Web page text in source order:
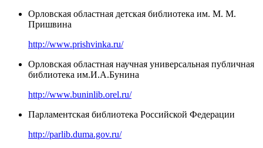
Орловская областная детская библиотека им. М. М.
Пришвина
http://www.prishvinka.ru/
Орловская областная научная универсальная публичная
библиотека им.И.А.Бунина
http://www.buninlib.orel.ru/
Парламентская библиотека Российской Федерации
http://parlib.duma.gov.ru/